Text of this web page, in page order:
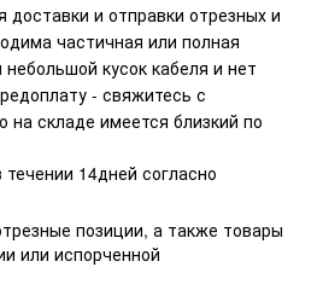
доставки и отправки отрезных и
частичная или полная
кусок кабеля и нет
- свяжитесь с
складе имеется близкий по
14дней согласно
позиции, а также товары
или испорченной